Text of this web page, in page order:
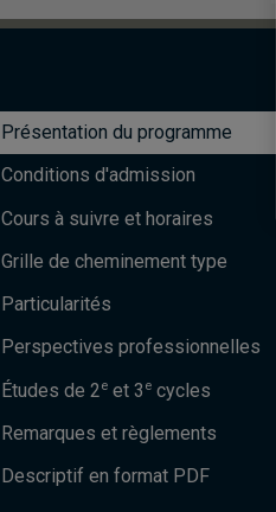
Présentation du programme
Conditions d'admission
Cours à suivre et horaires
Grille de cheminement type
Particularités
Perspectives professionnelles
Études de 2 e et 3 e cycles
Remarques et règlements
Descriptif en format PDF